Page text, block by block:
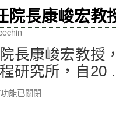
院長康峻宏教
長康峻宏教授
研究所，自
能已關閉